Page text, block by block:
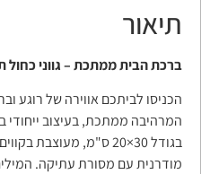
תיאור
ברכת הבית ממתכת – גווני כחול תכלת
הכניסו לביתכם אווירה של רוגע
המרהיבה ממתכת, בעיצוב ייחודי
בגודל 30×20 ס"מ,
מודרנית עם מסורת עתיקה.